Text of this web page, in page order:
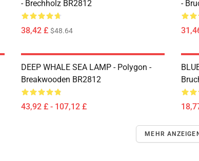
- Brechholz BR2812
38,42 £ $48.64
-
DEEP WHALE SEA LAMP - Polygon -
Breakwooden BR2812
43,92 £ - 107,12 £
MEHR ANZEIGEN